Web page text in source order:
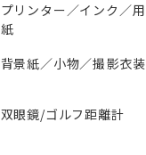
プリンター／インク／用
紙
背景紙／小物／撮影衣装
双眼鏡/ゴルフ距離計